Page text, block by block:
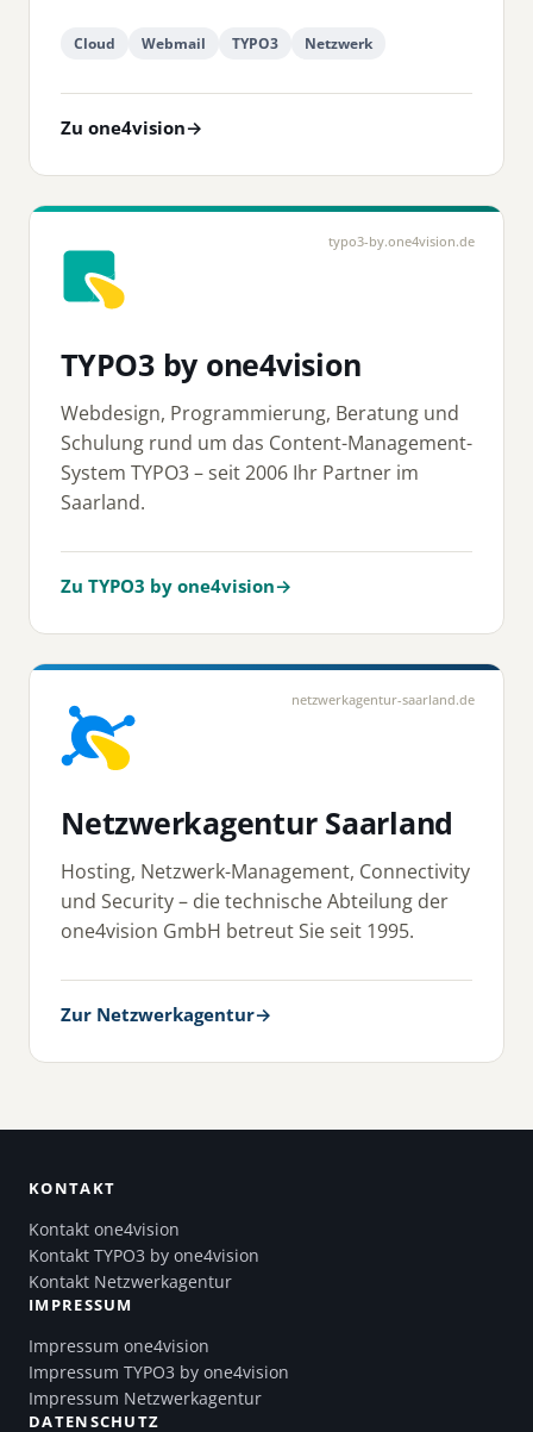
Cloud Webmail TYPO3 Netzwerk
Zu one4vision→
typo3-by.one4vision.de
TYPO3 by one4vision
Webdesign, Programmierung, Beratung und
Schulung rund um das Content-Management-
System TYPO3 – seit 2006 Ihr Partner im
Saarland.
Zu TYPO3 by one4vision→
netzwerkagentur-saarland.de
Netzwerkagentur Saarland
Hosting, Netzwerk-Management, Connectivity
und Security – die technische Abteilung der
one4vision GmbH betreut Sie seit 1995.
Zur Netzwerkagentur→
KONTAKT
Kontakt one4vision
Kontakt TYPO3 by one4vision
Kontakt Netzwerkagentur
IMPRESSUM
Impressum one4vision
Impressum TYPO3 by one4vision
Impressum Netzwerkagentur
DATENSCHUTZ